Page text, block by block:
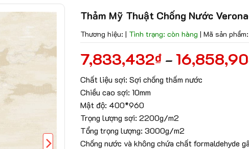
Thảm Mỹ Thuật Chống Nước
Thương hiệu: | Tình trạng: còn hàng | Mã sản phẩm:
7,833,432₫ –
Chất liệu sợi: Sợi chống thấm nước
Chiều cao sợi: 10mm
Mật độ: 400*960
Trọng lượng sợi: 2200g/m2
Tổng trọng lượng: 3000g/m2
Chống nước và không chứa chất formaldehyde